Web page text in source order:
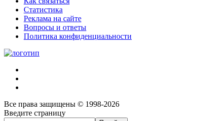
Статистика
Реклама на сайте
Вопросы и ответы
Политика конфиденциальности
Все права защищены © 1998-2026
Введите страницу